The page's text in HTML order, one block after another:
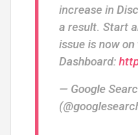
increase in
a result. Start
issue is now
Dashboard:
— Google